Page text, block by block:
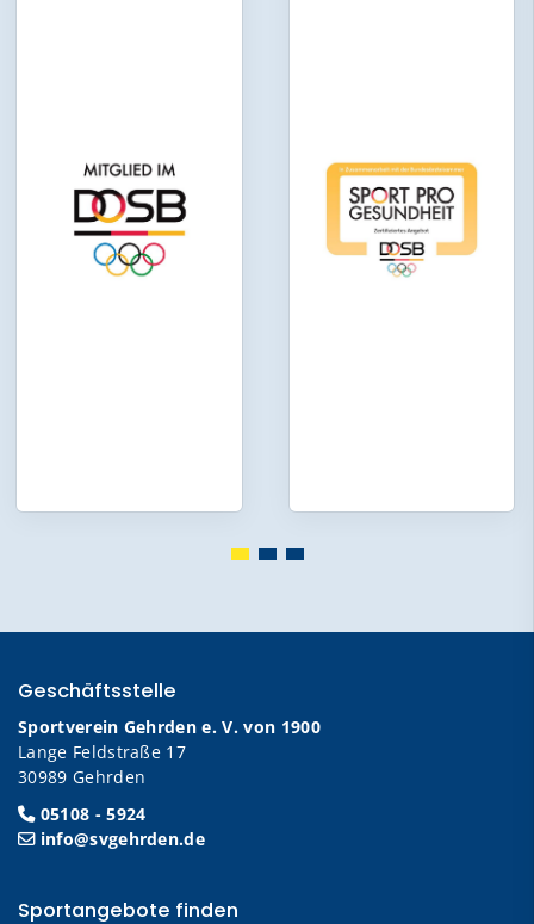
Geschäftsstelle
Sportverein Gehrden e. V. von 1900
Lange Feldstraße 17
30989 Gehrden
05108 - 5924
info@svgehrden.de
Sportangebote finden